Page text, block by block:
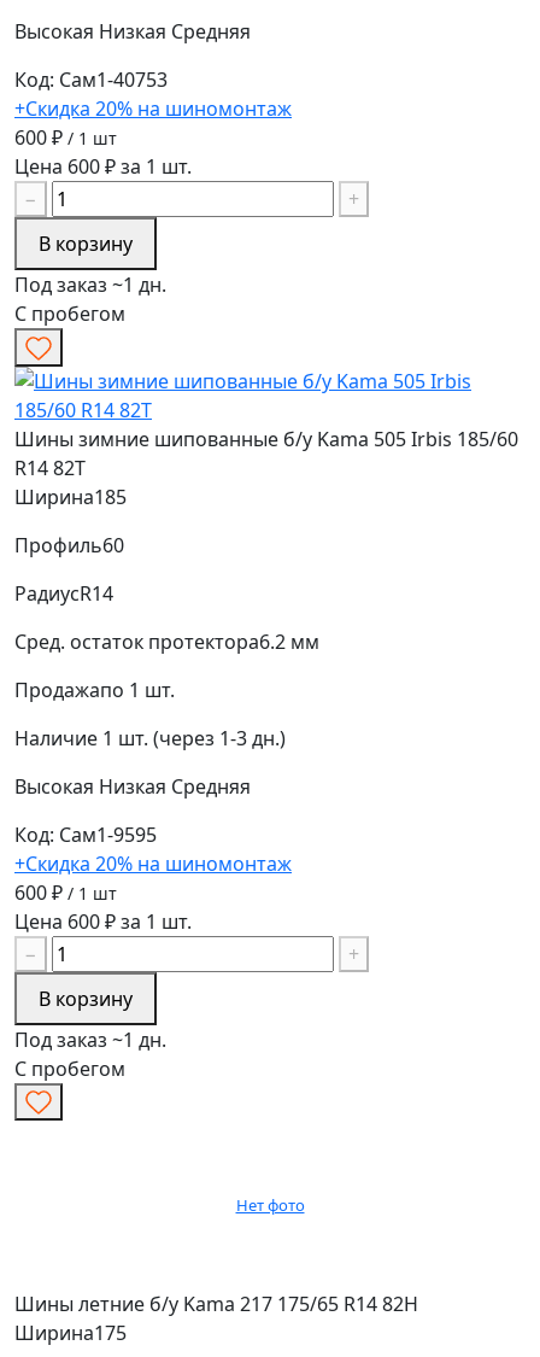
Высокая Низкая Средняя
Код: Сам1-40753
+Скидка 20% на шиномонтаж
600 ₽ / 1 шт
Цена 600 ₽ за 1 шт.
−
+
В корзину
Под заказ ~1 дн.
С пробегом
Шины зимние шипованные б/у Kama 505 Irbis 185/60
R14 82T
Ширина185
Профиль60
РадиусR14
Сред. остаток протектора6.2 мм
Продажапо 1 шт.
Наличие 1 шт. (через 1-3 дн.)
Высокая Низкая Средняя
Код: Сам1-9595
+Скидка 20% на шиномонтаж
600 ₽ / 1 шт
Цена 600 ₽ за 1 шт.
−
+
В корзину
Под заказ ~1 дн.
С пробегом
Нет фото
Шины летние б/у Kama 217 175/65 R14 82H
Ширина175